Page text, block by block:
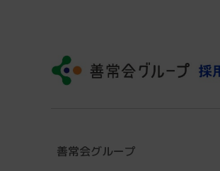
善常会グループ